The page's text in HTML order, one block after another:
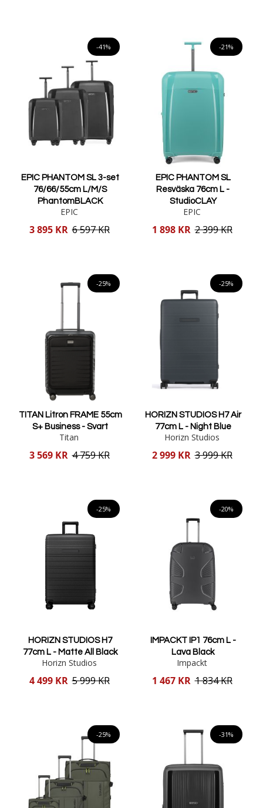
-41%
EPIC PHANTOM SL 3-set
76/66/55cm L/M/S
PhantomBLACK
EPIC
Reducerat
3 895 KR 6 597 KR
-21%
EPIC PHANTOM SL
Resväska 76cm L -
StudioCLAY
EPIC
Reducerat
1 898 KR 2 399 KR
-25%
TITAN Litron FRAME 55cm
S+ Business - Svart
Titan
Reducerat
3 569 KR 4 759 KR
-25%
HORIZN STUDIOS H7 Air
77cm L - Night Blue
Horizn Studios
Reducerat
2 999 KR 3 999 KR
-25%
HORIZN STUDIOS H7
77cm L - Matte All Black
Horizn Studios
Reducerat
4 499 KR 5 999 KR
-20%
IMPACKT IP1 76cm L -
Lava Black
Impackt
Reducerat
1 467 KR 1 834 KR
-25% -31%